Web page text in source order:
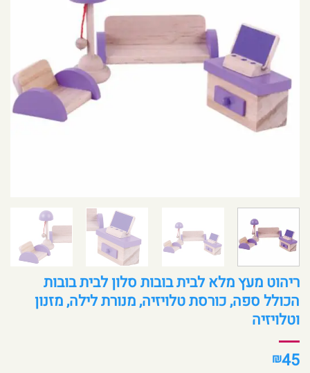
ריהוט מעץ מלא לבית בובות סלון לבית בובות
הכולל ספה, כורסת טלויזיה, מנורת לילה, מזנון
וטלויזיה
₪45